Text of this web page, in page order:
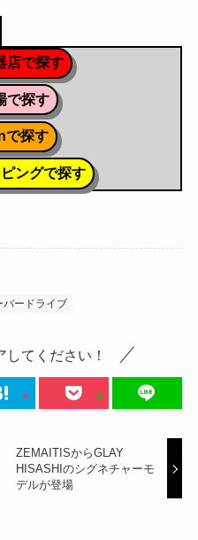
店で探す
で探す
で探す
ングで探す
バードライブ
てください！
ZEMAITISからGLAY
HISASHIのシグネチャーモ
デルが登場